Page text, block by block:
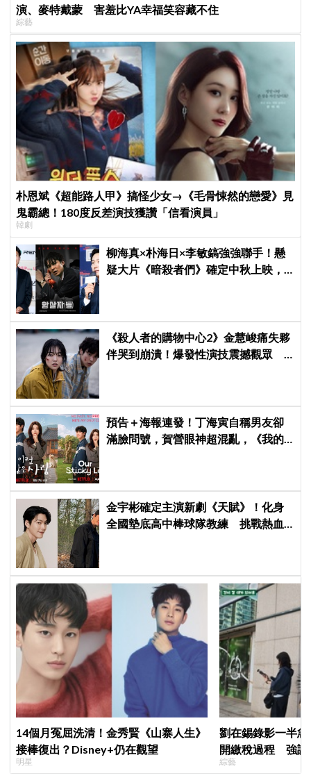
演、麥特戴蒙 害羞比YA幸福笑容藏不住
綜藝
朴恩斌《超能路人甲》搞怪少女→《毛骨悚然的戀愛》見
鬼霸總！180度反差演技獲讚「信看演員」
韓劇
柳海真×朴海日×李敏鎬強強聯手！懸
疑大片《暗殺者們》確定中秋上映，
《殺人者的購物中心2》金慧峻痛失夥
伴哭到崩潰！爆發性演技震撼觀眾
預告＋海報連發！丁海寅自稱男友卻
滿臉問號，賀營眼神超混亂，《我的
金宇彬確定主演新劇《天賦》！化身
全國墊底高中棒球隊教練 挑戰熱血
14個月冤屈洗清！金秀賢《山寨人生》
接棒復出？Disney+仍在觀望
明星
劉在錫錄影一半
開繳稅過程 強調
繳」
綜藝